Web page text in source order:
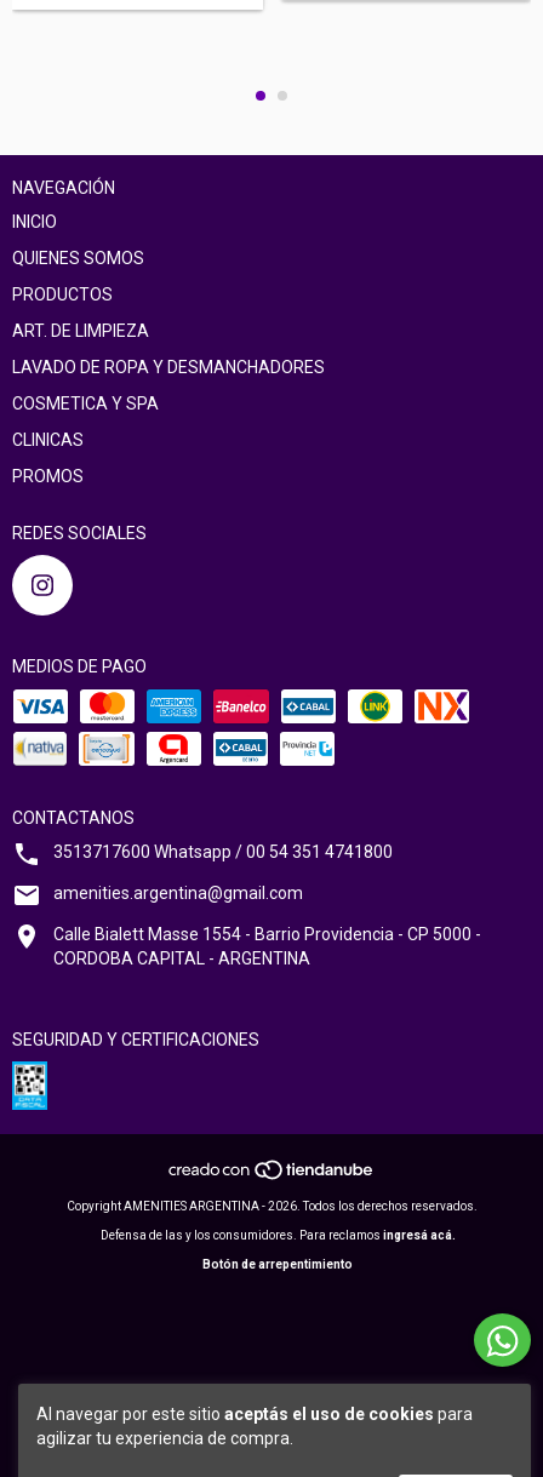
Al navegar por este sitio aceptás el uso de cookies para
agilizar tu experiencia de compra.
NAVEGACIÓN
INICIO
QUIENES SOMOS
PRODUCTOS
ART. DE LIMPIEZA
LAVADO DE ROPA Y DESMANCHADORES
COSMETICA Y SPA
CLINICAS
PROMOS
REDES SOCIALES
MEDIOS DE PAGO
CONTACTANOS
3513717600 Whatsapp / 00 54 351 4741800
amenities.argentina@gmail.com
Calle Bialett Masse 1554 - Barrio Providencia - CP 5000 -
CORDOBA CAPITAL - ARGENTINA
SEGURIDAD Y CERTIFICACIONES
Copyright AMENITIES ARGENTINA - 2026. Todos los derechos reservados.
Defensa de las y los consumidores. Para reclamos ingresá acá.
Botón de arrepentimiento